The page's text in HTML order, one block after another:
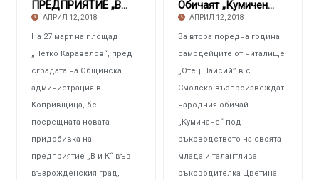
ПРЕДПРИЯТИЕ „В И К“ – КОПРИВЩИЦА Получи нова
АПРИЛ 12, 2018
На 27 март на площад
„Петко Каравелов“, пред
сградата на Общинска
администрация в
Копривщица, бе
посрещната новата
придобивка на
предприятие „В и К“ във
възрожденския град,
Обичаят „Кумичене“ представиха в село Смолско
АПРИЛ 12, 2018
За втора поредна година
самодейците от читалище
„Отец Паисий” в с.
Смолско възпроизвеждат
народния обичай
„Кумичане“ под
ръководството на своята
млада и талантлива
ръководителка Цветина